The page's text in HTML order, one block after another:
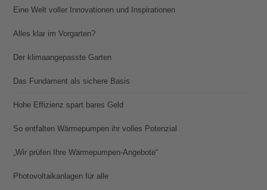
Eine Welt voller Innovationen und Inspirationen
Alles klar im Vorgarten?
Der klimaangepasste Garten
Das Fundament als sichere Basis
Hohe Effizienz spart bares Geld
So entfalten Wärmepumpen ihr volles Potenzial
„Wir prüfen Ihre Wärmepumpen-Angebote“
Photovoltaik­­anlagen für alle